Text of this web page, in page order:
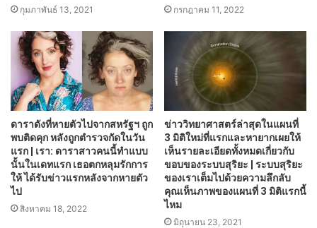
กุมภาพันธ์ 13, 2021 กรกฎาคม 11, 2022
ดาราดังที่หายตัวไปจากสหรัฐฯ ถูก
พบติดคุก หลังถูกตำรวจกัดในวัน
แรก | เรา: ดาราสาวคนนี้ทำแบบ
นั้นในเดทแรก เธอตกหลุมรักการ
ให้ ได้รับข่าวแรกหลังจากหายตัว
ไป
สิงหาคม 18, 2022
ข่าววิทยาศาสตร์ล่าสุดในแผนที่
3 มิติใหม่ที่แรกและหายากเผยให้
เห็นรายละเอียดทั้งหมดเกี่ยวกับ
ขอบของระบบสุริยะ | ระบบสุริยะ
ของเราเต็มไปด้วยความลึกลับ
คุณเห็นภาพของแผนที่ 3 มิติแรกนี้
ไหม
มิถุนายน 23, 2021